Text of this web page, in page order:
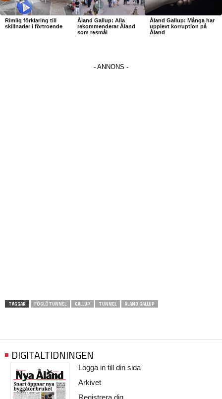
Rimlig förklaring till
skillnader i förtroende
Åland Gallup: Alla
rekommenderar Åland
som resmål
Åland Gallup: Många har
upplevt korruption på
Åland
TAGGAR FÖGLÖTUNNEL GALLUP TUNNEL ÅLAND GALLUP
DIGITALTIDNINGEN
Logga in till din sida
Arkivet
Registrera dig